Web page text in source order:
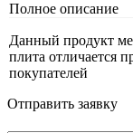
Полное описание
Данный продукт
плита отличается
покупателей
Отправить заявку